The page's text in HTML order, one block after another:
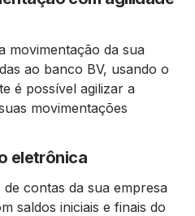
movimentação da sua
ao banco BV, usando o
é possível agilizar a
movimentações
eletrônica
contas da sua empresa
saldos iniciais e finais do